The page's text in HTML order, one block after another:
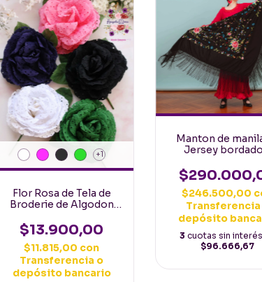
+1
Flor Rosa de Tela de
Broderie de Algodon
Grande con tallo y hojas
$13.900,00
$11.815,00 con
Transferencia o
depósito bancario
Manton de
Jersey
Grande 145cm
flores
$246.500,00
Transferencia
depósito
3 cuotas sin
$96.666,67